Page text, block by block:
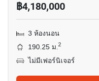
฿4,180,000
3 ห้องนอน
190.25 ม.2
ไม่มีเฟอร์นิเจอร์